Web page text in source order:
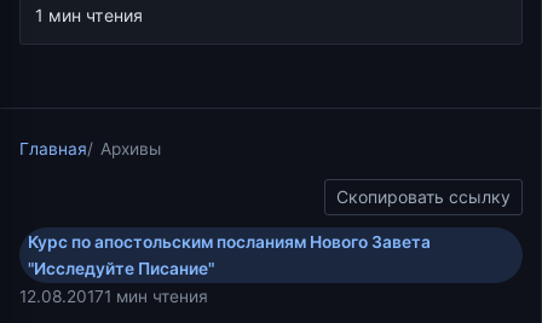
1 мин чтения
Главная Архивы
Скопировать ссылку
Курс по апостольским посланиям Нового Завета
"Исследуйте Писание"
12.08.20171 мин чтения